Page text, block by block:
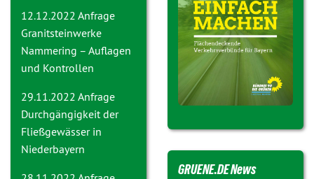
12.12.2022 Anfrage
Granitsteinwerke
Nammering – Auflagen
und Kontrollen
29.11.2022 Anfrage
Durchgängigkeit der
Fließgewässer in
Niederbayern
GRUENE.DE News